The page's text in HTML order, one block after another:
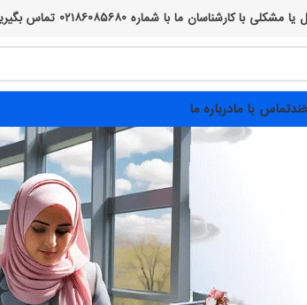
بگیرید، از صبر و همراهی شما پیشاپیش سپاسگزاریم :)
تماس با مادرباره ما